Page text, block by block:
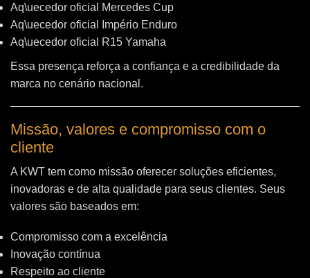
Aq\uecedor oficial Mercedes Cup
Aq\uecedor oficial Império Enduro
Aq\uecedor oficial R15 Yamaha
Essa presença reforça a confiança e a credibilidade da
marca no cenário nacional.
Missão, valores e compromisso com o
cliente
A KWT tem como missão oferecer soluções eficientes,
inovadoras e de alta qualidade para seus clientes. Seus
valores são baseados em:
Compromisso com a excelência
Inovação contínua
Respeito ao cliente